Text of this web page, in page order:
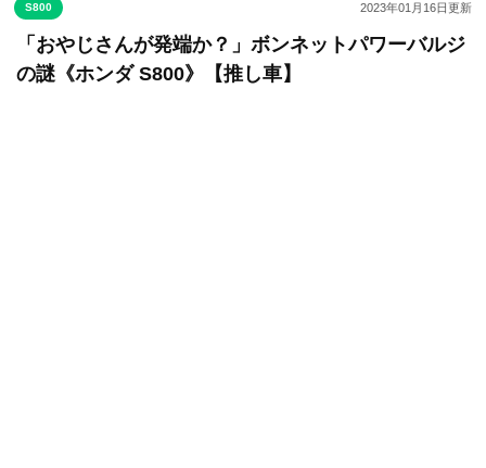
S800 2023年01月16日更新
「おやじさんが発端か？」ボンネットパワーバルジ
の謎《ホンダ S800》【推し車】